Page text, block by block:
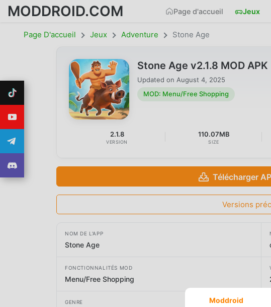
MODDROID.COM Page d'accueil Jeux
Page D'accueil Jeux Adventure Stone Age
Stone Age v2.1.8 MOD
Updated on August 4, 2025
MOD: Menu/Free Shopping
2.1.8
VERSION
110.07MB
SIZE
Télécharger
Versions
NOM DE L'APP
Stone Age
FONCTIONNALITÉS MOD
Menu/Free Shopping
GENRE Moddroid